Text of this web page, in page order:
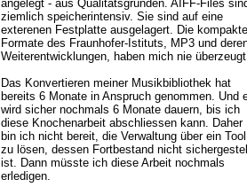
angelegt - aus Qualitätsgründen. AIFF-Files
ziemlich speicherintensiv. Sie sind auf eine
exterenen Festplatte ausgelagert. Die
Formate des Fraunhofer-Istituts, MP3 und
Weiterentwicklungen, haben mich nie
Das Konvertieren meiner Musikbibliothek hat
bereits 6 Monate in Anspruch genommen. Und
wird sicher nochmals 6 Monate dauern, bis ich
diese Knochenarbeit abschliessen kann. Daher
bin ich nicht bereit, die Verwaltung über ein Tool
zu lösen, dessen Fortbestand nicht
ist. Dann müsste ich diese Arbeit nochmals
erledigen.